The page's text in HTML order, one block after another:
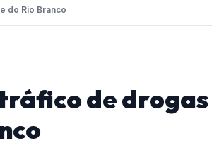
do Rio Branco
de drogas